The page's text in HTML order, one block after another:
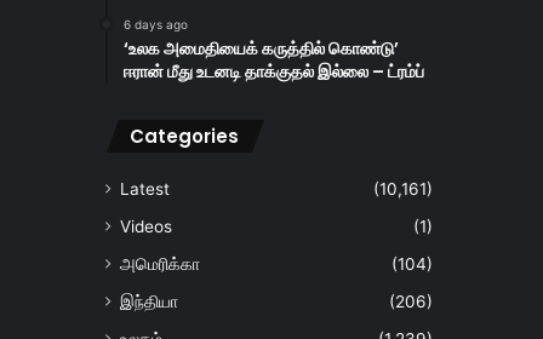
6 days ago
‘உலக அமைதியைக் கருத்தில் கொண்டு’
ஈரான் மீது உடனடி தாக்குதல் இல்லை – ட்ரம்ப்
Categories
Latest
(10,161)
Videos
(1)
அமெரிக்கா
(104)
இந்தியா
(206)